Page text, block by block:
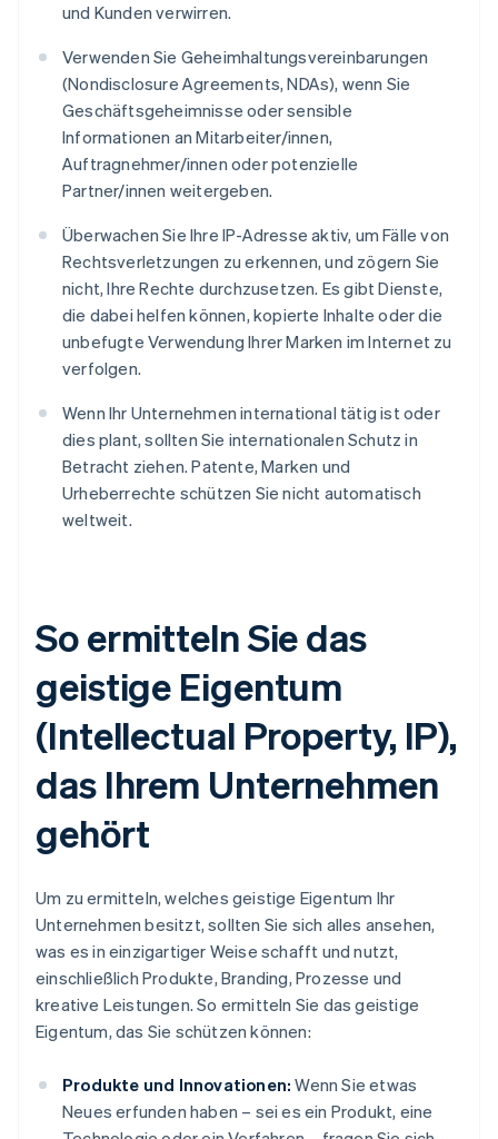
und Kunden verwirren.
Verwenden Sie Geheimhaltungsvereinbarungen
(Nondisclosure Agreements, NDAs), wenn Sie
Geschäftsgeheimnisse oder sensible
Informationen an Mitarbeiter/innen,
Auftragnehmer/innen oder potenzielle
Partner/innen weitergeben.
Überwachen Sie Ihre IP-Adresse aktiv, um Fälle von
Rechtsverletzungen zu erkennen, und zögern Sie
nicht, Ihre Rechte durchzusetzen. Es gibt Dienste,
die dabei helfen können, kopierte Inhalte oder die
unbefugte Verwendung Ihrer Marken im Internet zu
verfolgen.
Wenn Ihr Unternehmen international tätig ist oder
dies plant, sollten Sie internationalen Schutz in
Betracht ziehen. Patente, Marken und
Urheberrechte schützen Sie nicht automatisch
weltweit.
So ermitteln Sie das
geistige Eigentum
(Intellectual Property, IP),
das Ihrem Unternehmen
gehört
Um zu ermitteln, welches geistige Eigentum Ihr
Unternehmen besitzt, sollten Sie sich alles ansehen,
was es in einzigartiger Weise schafft und nutzt,
einschließlich Produkte, Branding, Prozesse und
kreative Leistungen. So ermitteln Sie das geistige
Eigentum, das Sie schützen können:
Produkte und Innovationen: Wenn Sie etwas
Neues erfunden haben – sei es ein Produkt, eine